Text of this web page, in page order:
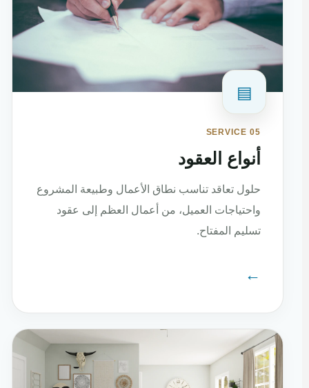
▤
SERVICE 05
أنواع العقود
حلول تعاقد تناسب نطاق الأعمال وطبيعة المشروع
واحتياجات العميل، من أعمال العظم إلى عقود
تسليم المفتاح.
←